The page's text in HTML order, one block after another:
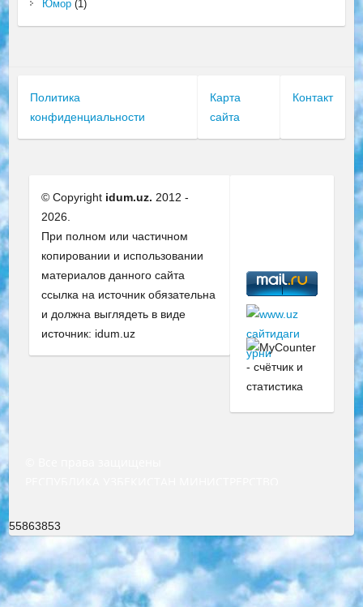
Юмор(1)
Политика
конфиденциальности
Карта
сайта
Контакт
© Copyright idum.uz. 2012 -
2026.
При полном или частичном
копировании и использовании
материалов данного сайта
ссылка на источник обязательна
и должна выглядеть в виде
источник: idum.uz
55863853